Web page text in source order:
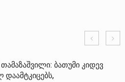
ბათუმი კიდევ